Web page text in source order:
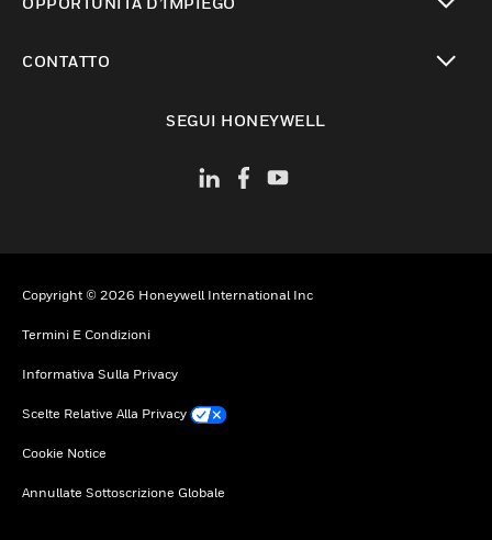
CONTATTO
SEGUI HONEYWELL
Copyright © 2026 Honeywell International Inc
Termini E Condizioni
Informativa Sulla Privacy
Scelte Relative Alla Privacy
Cookie Notice
Annullate Sottoscrizione Globale